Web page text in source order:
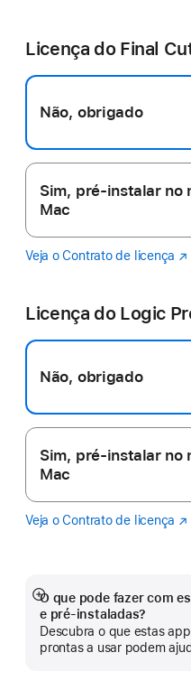
Licença do Final
Não, obrigado
Sim, pré-instalar no
Mac
Veja o Contrato de licença
Licença do Logic
Não, obrigado
Sim, pré-instalar no
Mac
Veja o Contrato de licença
O que pode fazer com
e pré‑instaladas?
Descubra o que estas
prontas a usar podem
Veja
mais